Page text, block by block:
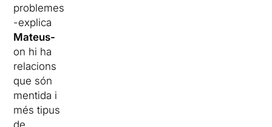
problemes
-explica
Mateus-
on hi ha
relacions
que són
mentida i
més tipus
de